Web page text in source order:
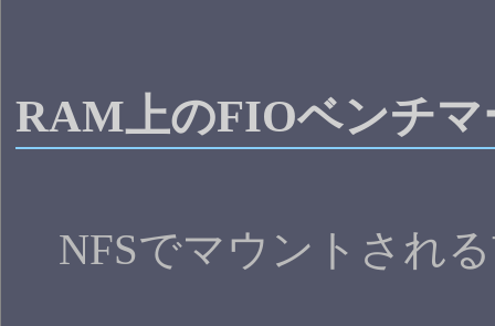
RAM上のFIOベンチマ
NFSでマウントされ